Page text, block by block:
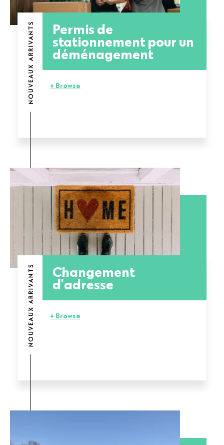
NOUVEAUX ARRIVANTS Permis de
stationnement pour un
déménagement
+ Browse
NOUVEAUX ARRIVANTS Changement
d’adresse
+ Browse